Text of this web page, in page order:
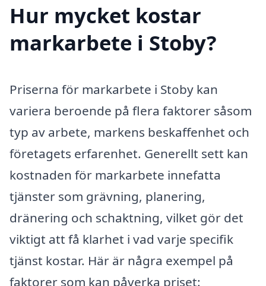
Hur mycket kostar
markarbete i Stoby?
Priserna för markarbete i Stoby kan
variera beroende på flera faktorer såsom
typ av arbete, markens beskaffenhet och
företagets erfarenhet. Generellt sett kan
kostnaden för markarbete innefatta
tjänster som grävning, planering,
dränering och schaktning, vilket gör det
viktigt att få klarhet i vad varje specifik
tjänst kostar. Här är några exempel på
faktorer som kan påverka priset: